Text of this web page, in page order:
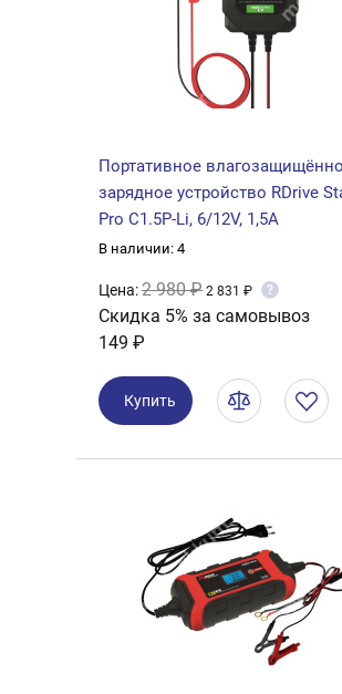
Портативное
зарядное устройство RDrive
Pro C1.5P-Li, 6/12V, 1,5A
В наличии: 4
Цена:2 980 ₽ 2 831 ₽ ?
Скидка 5% за самовывоз
149 ₽
Купить